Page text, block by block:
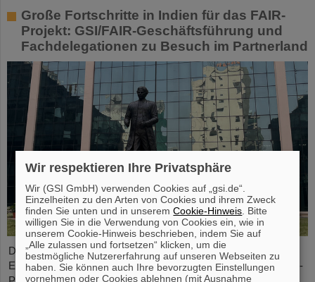
Große Fortschritte in Indien für das FAIR-
Projekt: GSI/FAIR-Geschäftsführung und
Fachdelegationen zu Besuch im Partnerland
Die Geschäftsführung von GSI und FAIR sowie
Expertendelegationen haben vor kurzem bei Besuchen im FAIR-
Wir respektieren Ihre Privatsphäre
Wir (GSI GmbH) verwenden Cookies auf „gsi.de“.
Einzelheiten zu den Arten von Cookies und ihrem Zweck
finden Sie unten und in unseremCookie-Hinweis . Bitte
willigen Sie in die Verwendung von Cookies ein, wie in
unserem Cookie-Hinweis beschrieben, indem Sie auf
„Alle zulassen und fortsetzen“ klicken, um die
bestmögliche Nutzererfahrung auf unseren Webseiten zu
haben. Sie können auch Ihre bevorzugten Einstellungen
vornehmen oder Cookies ablehnen (mit Ausnahme